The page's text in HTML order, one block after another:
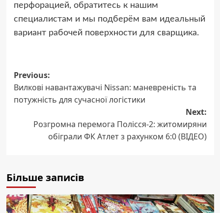
перфорацией, обратитесь к нашим
специалистам и мы подберём вам идеальный
вариант рабочей поверхности для сварщика.
Post
navigation
Previous:
Вилкові навантажувачі Nissan: маневреність та
потужність для сучасної логістики
Next:
Розгромна перемога Полісся-2: житомиряни
обіграли ФК Атлет з рахунком 6:0 (ВІДЕО)
Більше записів